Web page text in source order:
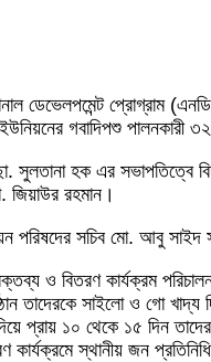
ডেভেলপমেন্ট প্রোগ্রাম
গবাদিপশু
সুলতানা হক এর সভাপতিত্বে
জিয়াউর রহমান।
পরিষদের সচিব মো. আবু
ও বিতরণ কার্যক্রম
সাইলো ও গো খাদ্য
প্রায় ১০ থেকে ১৫ দিন
স্থানীয় জন